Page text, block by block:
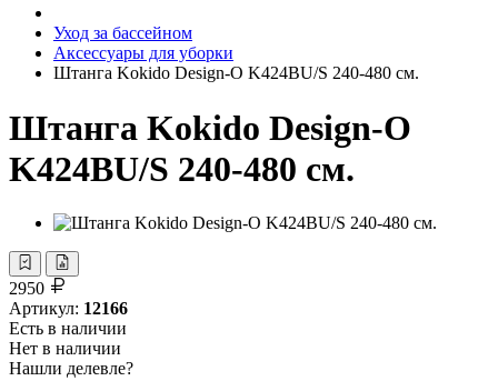
Уход за бассейном
Аксессуары для уборки
Штанга Kokido Design-O K424BU/S 240-480 см.
Штанга Kokido Design-O
K424BU/S 240-480 см.
2950
Артикул: 12166
Есть в наличии
Нет в наличии
Нашли делевле?